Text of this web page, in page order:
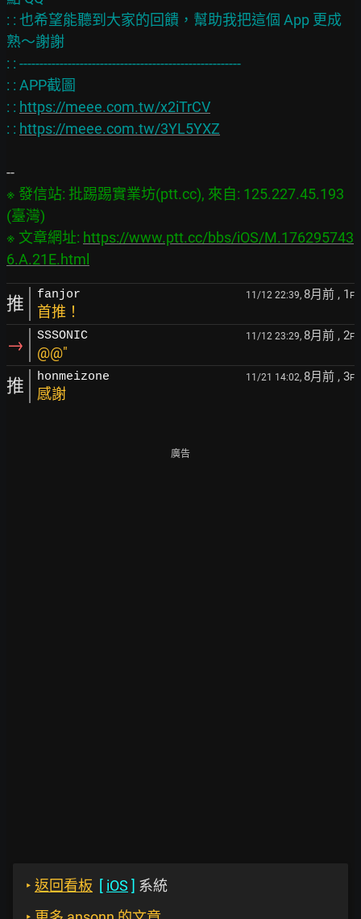
: : 也希望能聽到大家的回饋，幫助我把這個 App 更成
熟～謝謝
: : -------------------------------------------------------
: : APP截圖
: : https://meee.com.tw/x2iTrCV
: : https://meee.com.tw/3YL5YXZ
※ 發信站: 批踢踢實業坊(ptt.cc), 來自: 125.227.45.193
(臺灣)
※ 文章網址: https://www.ptt.cc/bbs/iOS/M.176295743
6.A.21E.html
推 fanjor 11/12 22:39, 8月前 , 1 F
首推！
→ SSSONIC 11/12 23:29, 8月前 , 2F
@@"
推 honmeizone 11/21 14:02, 8月前 , 3F
感謝
廣告
‣ 返回看板 [ iOS ] 系統